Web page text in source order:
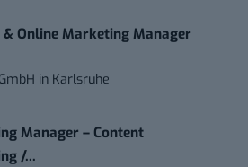
& Online Marketing Manager
in Karlsruhe
Manager – Content
/...